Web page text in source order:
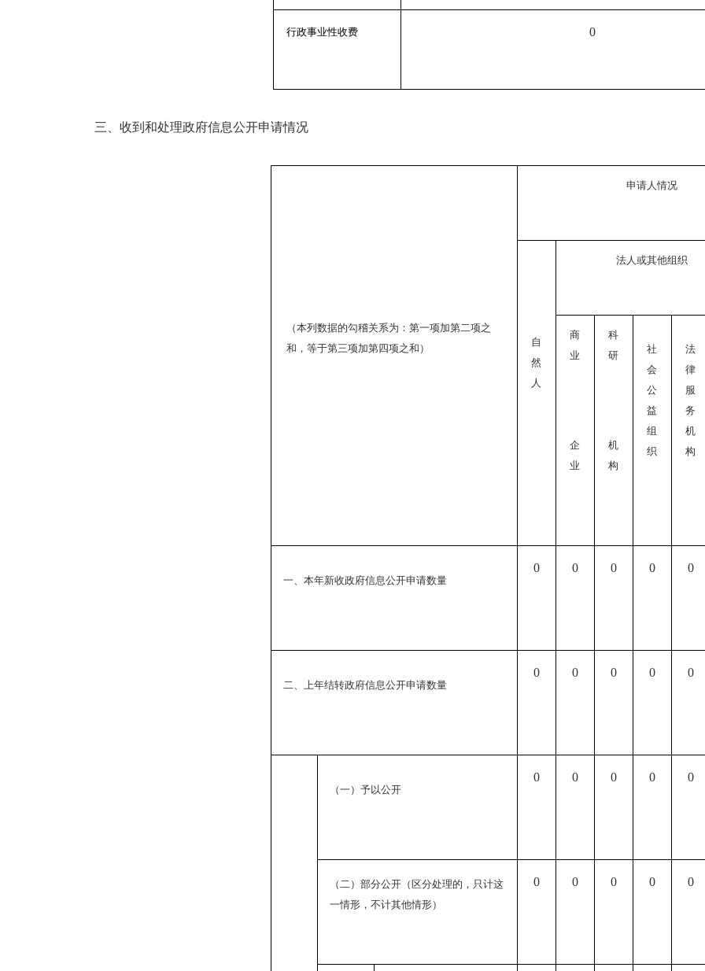
行政事业性收费 0
三、收到和处理政府信息公开申请情况
（本列数据的勾稽关系为：第一项加第二项之
和，等于第三项加第四项之和）
申请人情况
自
然
人
法人或其他组织
商
业
企
业
科
研
机
构
社
会
公
益
组
织
法
律
服
务
机
构
一、本年新收政府信息公开申请数量
0 0 0 0 0
二、上年结转政府信息公开申请数量
0 0 0 0 0
（一）予以公开
0 0 0 0 0
（二）部分公开 （区分处理的，只计这
一情形，不计其他情形）
0 0 0 0 0